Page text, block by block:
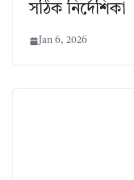
সঠিক নির্দেশিকা
Jan 6, 2026